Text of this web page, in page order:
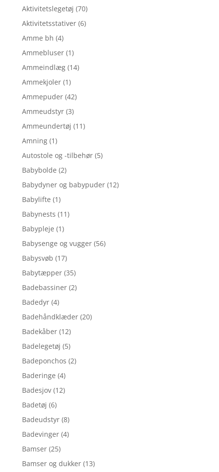
Aktivitetslegetøj (70)
Aktivitetsstativer (6)
Amme bh (4)
Ammebluser (1)
Ammeindlæg (14)
Ammekjoler (1)
Ammepuder (42)
Ammeudstyr (3)
Ammeundertøj (11)
Amning (1)
Autostole og -tilbehør (5)
Babybolde (2)
Babydyner og babypuder (12)
Babylifte (1)
Babynests (11)
Babypleje (1)
Babysenge og vugger (56)
Babysvøb (17)
Babytæpper (35)
Badebassiner (2)
Badedyr (4)
Badehåndklæder (20)
Badekåber (12)
Badelegetøj (5)
Badeponchos (2)
Baderinge (4)
Badesjov (12)
Badetøj (6)
Badeudstyr (8)
Badevinger (4)
Bamser (25)
Bamser og dukker (13)